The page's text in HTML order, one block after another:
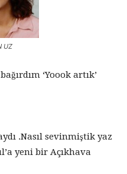
UZ
‘Yoook artık’
.Nasıl sevinmiştik yaz
yeni bir Açıkhava